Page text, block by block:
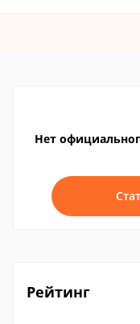
Нет
Рейтинг